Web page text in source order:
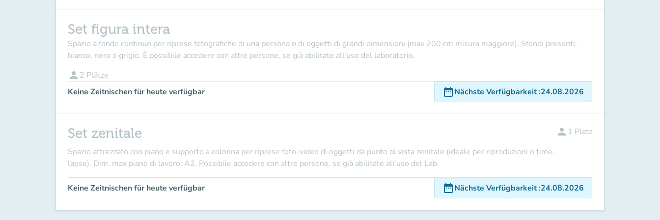
Set figura intera
Spazio a fondo continuo per riprese fotografiche di una persona o di oggetti di grandi dimensioni (max 200 cm misura maggiore). Sfondi presenti:
bianco, nero o grigio. È possibile accedere con altre persone, se già abilitate all'uso del laboratorio.
person 2 Plätze
Keine Zeitnischen für heute verfügbar
date_rangeNächste Verfügbarkeit:24.08.2026
Set zenitale
Spazio attrezzato con piano e supporto a colonna per riprese foto-video di oggetti da punto di vista zenitale (ideale per riproduzioni o time-
lapse). Dim. max piano di lavoro: A2. Possibile accedere con altre persone, se già abilitate all'uso del Lab.
person 1 Platz
Keine Zeitnischen für heute verfügbar date_rangeNächste Verfügbarkeit:24.08.2026